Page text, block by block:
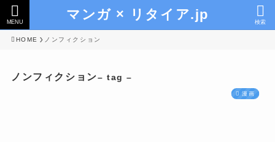
マンガ × リタイア.jp 検索
MENU
HOME ノンフィクション
ノンフィクション– tag –
漫画